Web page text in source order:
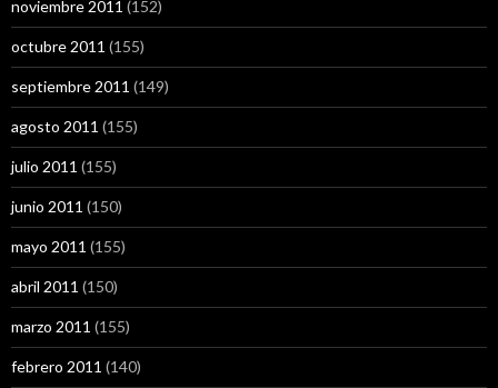
noviembre 2011 (152)
octubre 2011 (155)
septiembre 2011 (149)
agosto 2011 (155)
julio 2011 (155)
junio 2011 (150)
mayo 2011 (155)
abril 2011 (150)
marzo 2011 (155)
febrero 2011 (140)